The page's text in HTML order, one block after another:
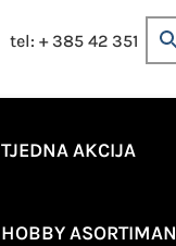
tel: + 385 42 351
TJEDNA AKCIJA
HOBBY ASORTIMAN